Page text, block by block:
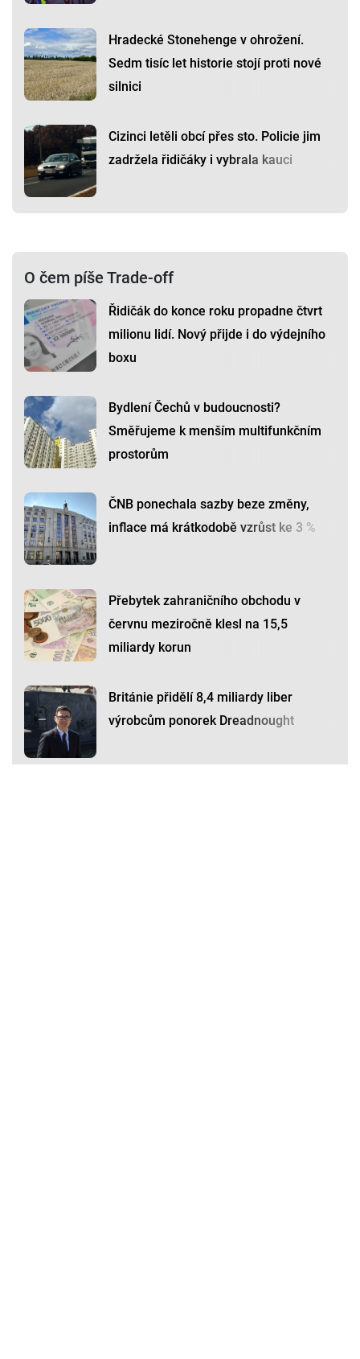
Hradecké Stonehenge v ohrožení.
Sedm tisíc let historie stojí proti nové
silnici
Cizinci letěli obcí přes sto. Policie jim
zadržela řidičáky i vybrala kauci
O čem píše Trade-off
Řidičák do konce roku propadne čtvrt
milionu lidí. Nový přijde i do výdejního
boxu
Bydlení Čechů v budoucnosti?
Směřujeme k menším multifunkčním
prostorům
ČNB ponechala sazby beze změny,
inflace má krátkodobě vzrůst ke 3 %
Přebytek zahraničního obchodu v
červnu meziročně klesl na 15,5
miliardy korun
Británie přidělí 8,4 miliardy liber
výrobcům ponorek Dreadnought